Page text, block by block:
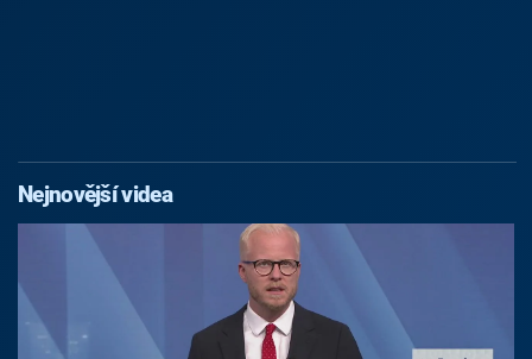
Nejnovější videa